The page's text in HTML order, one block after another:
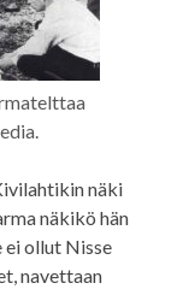
näki
näkikö hän
ei ollut Nisse
navettaan